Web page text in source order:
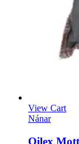
View Cart
Nánar
Oilex